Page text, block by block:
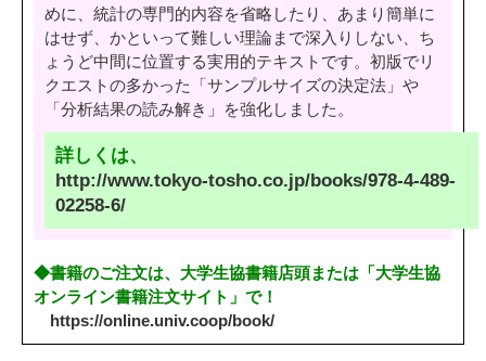
めに、統計の専門的内容を省略したり、あまり簡単に
はせず、かといって難しい理論まで深入りしない、ち
ょうど中間に位置する実用的テキストです。初版でリ
クエストの多かった「サンプルサイズの決定法」や
「分析結果の読み解き」を強化しました。
詳しくは、
http://www.tokyo-tosho.co.jp/books/978-4-489-
02258-6/
◆書籍のご注文は、大学生協書籍店頭または「大学生協
オンライン書籍注文サイト」で！
https://online.univ.coop/book/